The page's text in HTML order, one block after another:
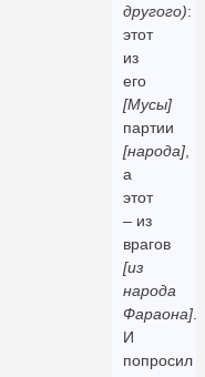
другого):
этот
из
его
[Мусы]
партии
[народа],
а
этот
– из
врагов
[из
народа
Фараона].
И
попросил